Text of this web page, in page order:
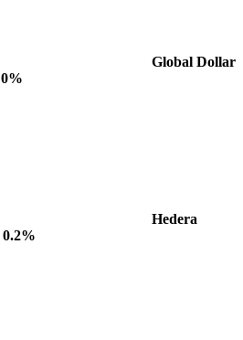
Global Dollar
0%
Hedera
0.2%